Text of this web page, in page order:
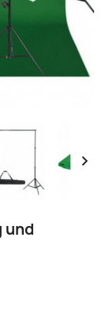

und